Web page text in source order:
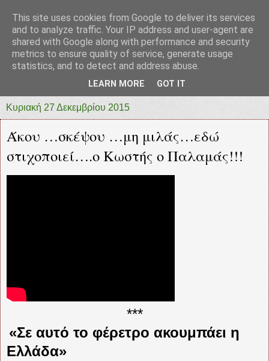
prototypia
"ΠΡΩΤΟΤΥΠΙΑ" * ΑΝΕΞΑΡΤΗΤΗ-ΗΛΕΚΤΡΟΝΙΚΗ-
Κυριακή 27 Δεκεμβρίου 2015
Άκου …σκέψου …μη μιλάς…εδώ
στιχοποιεί….ο Κωστής ο Παλαμάς!!!
***
«Σε αυτό το φέρετρο ακουμπάει η
Ελλάδα»
This site uses cookies from Google to deliver its services
and to analyze traffic. Your IP address and user-agent are
shared with Google along with performance and security
metrics to ensure quality of service, generate usage
statistics, and to detect and address abuse.
LEARN MORE GOT IT